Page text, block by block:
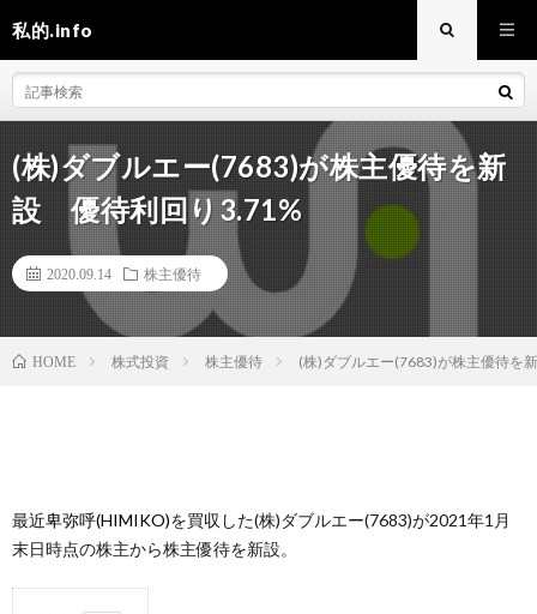
私的.info
(株)ダブルエー(7683)が株主優待を新
設 優待利回り3.71%
2020.09.14 株主優待
HOME 株式投資 株主優待 (株)ダブルエー(7683)が株主優待を
最近卑弥呼(HIMIKO)を買収した(株)ダブルエー(7683)が2021年1月
末日時点の株主から株主優待を新設。